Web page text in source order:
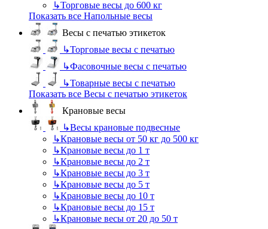
↳Торговые весы до 600 кг
Показать все Напольные весы
Весы с печатью этикеток
↳Торговые весы с печатью
↳Фасовочные весы с печатью
↳Товарные весы с печатью
Показать все Весы с печатью этикеток
Крановые весы
↳Весы крановые подвесные
↳Крановые весы от 50 кг до 500 кг
↳Крановые весы до 1 т
↳Крановые весы до 2 т
↳Крановые весы до 3 т
↳Крановые весы до 5 т
↳Крановые весы до 10 т
↳Крановые весы до 15 т
↳Крановые весы от 20 до 50 т